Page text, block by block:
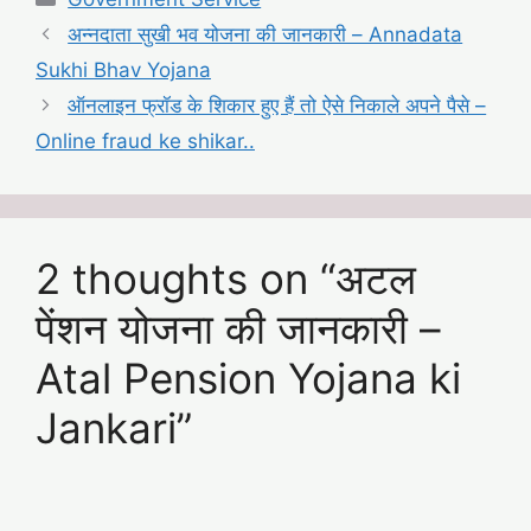
अन्नदाता सुखी भव योजना की जानकारी – Annadata
Sukhi Bhav Yojana
ऑनलाइन फ्रॉड के शिकार हुए हैं तो ऐसे निकाले अपने पैसे –
Online fraud ke shikar..
2 thoughts on “अटल
पेंशन योजना की जानकारी –
Atal Pension Yojana ki
Jankari”